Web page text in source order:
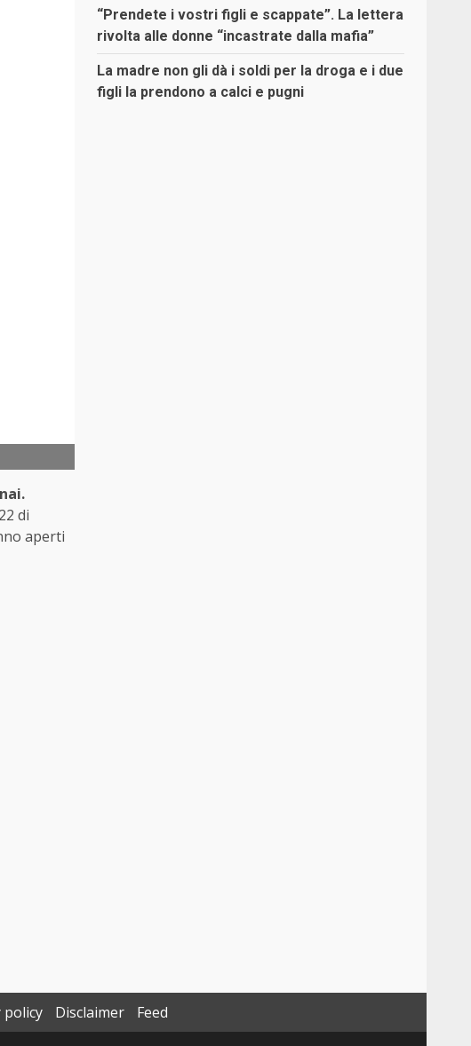
di
aperti
“Prendete i vostri figli e scappate”. La lettera
rivolta alle donne “incastrate dalla mafia”
La madre non gli dà i soldi per la droga e i due
figli la prendono a calci e pugni
policy Disclaimer
Feed